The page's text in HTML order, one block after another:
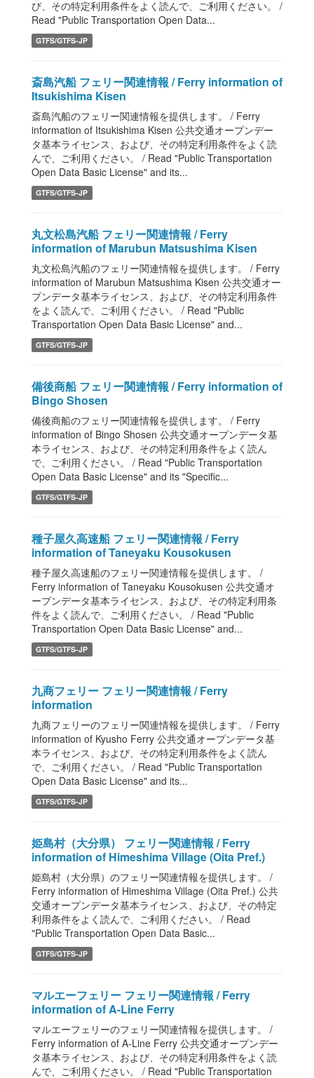
び、その特定利用条件をよく読んで、ご利用ください。 /
Read "Public Transportation Open Data...
GTFS/GTFS-JP
斎島汽船 フェリー関連情報 / Ferry information of
Itsukishima Kisen
斎島汽船のフェリー関連情報を提供します。 / Ferry
information of Itsukishima Kisen 公共交通オープンデー
タ基本ライセンス、および、その特定利用条件をよく読
んで、ご利用ください。 / Read "Public Transportation
Open Data Basic License" and its...
GTFS/GTFS-JP
丸文松島汽船 フェリー関連情報 / Ferry
information of Marubun Matsushima Kisen
丸文松島汽船のフェリー関連情報を提供します。 / Ferry
information of Marubun Matsushima Kisen 公共交通オー
プンデータ基本ライセンス、および、その特定利用条件
をよく読んで、ご利用ください。 / Read "Public
Transportation Open Data Basic License" and...
GTFS/GTFS-JP
備後商船 フェリー関連情報 / Ferry information of
Bingo Shosen
備後商船のフェリー関連情報を提供します。 / Ferry
information of Bingo Shosen 公共交通オープンデータ基
本ライセンス、および、その特定利用条件をよく読ん
で、ご利用ください。 / Read "Public Transportation
Open Data Basic License" and its "Specific...
GTFS/GTFS-JP
種子屋久高速船 フェリー関連情報 / Ferry
information of Taneyaku Kousokusen
種子屋久高速船のフェリー関連情報を提供します。 /
Ferry information of Taneyaku Kousokusen 公共交通オ
ープンデータ基本ライセンス、および、その特定利用条
件をよく読んで、ご利用ください。 / Read "Public
Transportation Open Data Basic License" and...
GTFS/GTFS-JP
九商フェリー フェリー関連情報 / Ferry
information
九商フェリーのフェリー関連情報を提供します。 / Ferry
information of Kyusho Ferry 公共交通オープンデータ基
本ライセンス、および、その特定利用条件をよく読ん
で、ご利用ください。 / Read "Public Transportation
Open Data Basic License" and its...
GTFS/GTFS-JP
姫島村（大分県） フェリー関連情報 / Ferry
information of Himeshima Village (Oita Pref.)
姫島村（大分県）のフェリー関連情報を提供します。 /
Ferry information of Himeshima Village (Oita Pref.) 公共
交通オープンデータ基本ライセンス、および、その特定
利用条件をよく読んで、ご利用ください。 / Read
"Public Transportation Open Data Basic...
GTFS/GTFS-JP
マルエーフェリー フェリー関連情報 / Ferry
information of A-Line Ferry
マルエーフェリーのフェリー関連情報を提供します。 /
Ferry information of A-Line Ferry 公共交通オープンデー
タ基本ライセンス、および、その特定利用条件をよく読
んで、ご利用ください。 / Read "Public Transportation